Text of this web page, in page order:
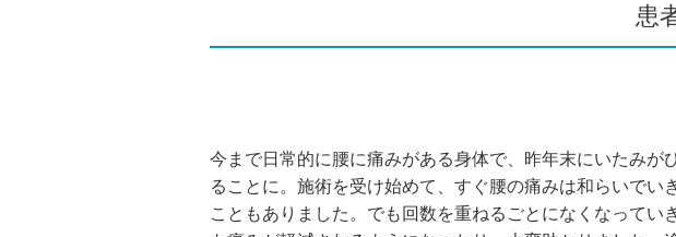
患
今まで日常的に腰に痛みがある身体で、昨年末にいたみ
ることに。施術を受け始めて、すぐ腰の痛みは和らいで
こともありました。でも回数を重ねるごとになくなって